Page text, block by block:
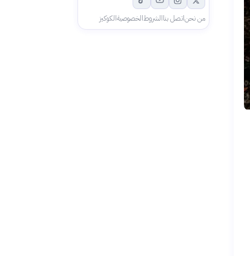
من نحناتصل بناالشروطالخصوصيةالكوكيز